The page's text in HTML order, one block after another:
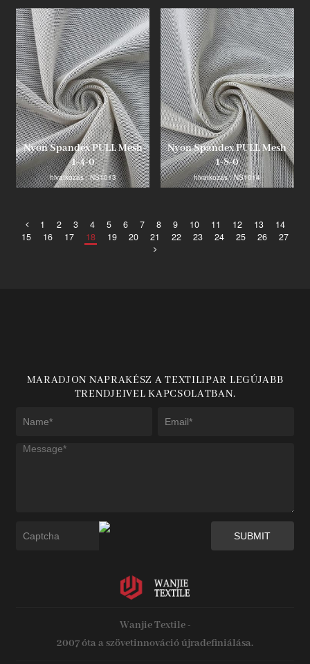
Nyon Spandex PULL Mesh
1-4-0
hivatkozás : NS1013
Nyon Spandex PULL Mesh
1-8-0
hivatkozás : NS1014
1 2 3 4 5 6 7 8 9 10 11 12 13
14
15
16 17 18 19 20 21 22 23 24 25 26 27
MARADJON NAPRAKÉSZ A TEXTILIPAR LEGÚJABB
TRENDJEIVEL KAPCSOLATBAN.
Wanjie Textile -
2007 óta a szövetinnováció újradefiniálása.